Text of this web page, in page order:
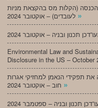
הכנסה (הקלות מס בהקצאת מניות
»
Environmental Law and
Disclosure in the US – October
את תפקידי הנאמן למחזיקי אגרות
»